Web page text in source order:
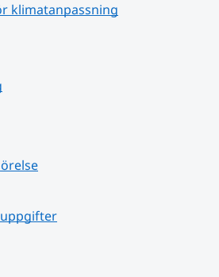
klimatanpassning